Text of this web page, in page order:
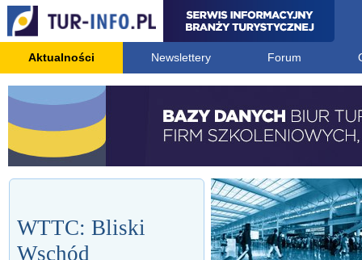
Aktualności Newslettery Forum
WTTC: Bliski
Wschód